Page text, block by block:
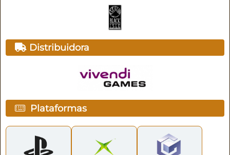
Distribuidora
Plataformas